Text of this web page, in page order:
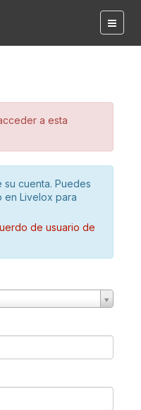
a esta
cuenta. Puedes
en Livelox para
de usuario de